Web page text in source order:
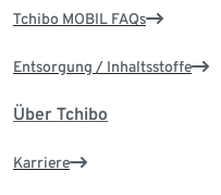
Tchibo MOBIL FAQs
Entsorgung / Inhaltsstoffe
Über Tchibo
Karriere